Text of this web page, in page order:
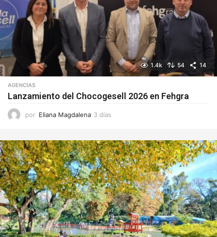
1.4k 54 14
AGENCIAS
Lanzamiento del Chocogesell 2026 en Fehgra
por Eliana Magdalena 3 días
a
s